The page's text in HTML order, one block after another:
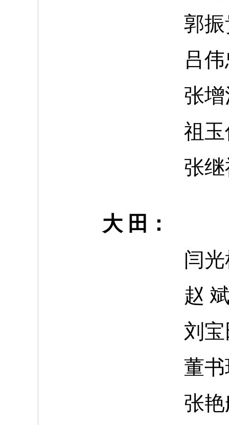
郭
吕
张
祖
张
大 田：
闫
赵
刘
董
张